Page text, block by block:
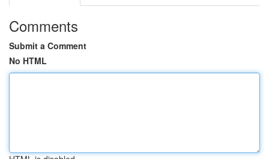
Comments
Submit a Comment
No HTML